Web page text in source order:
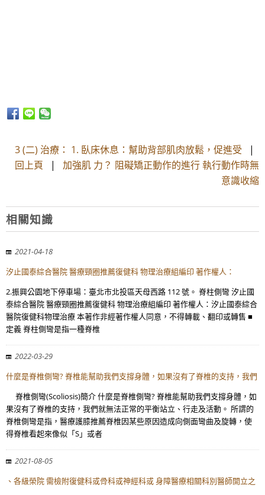
3 (二) 治療： 1. 臥床休息：幫助背部肌肉放鬆，促進受 |
回上頁 | 加強肌 力？ 阻礙矯正動作的進行 執行動作時無
意識收縮
相關知識
2021-04-18
汐止國泰綜合醫院 醫療頸圈推薦復健科 物理治療組編印 著作權人：
2.振興公園地下停車場：臺北市北投區天母西路 112 號。 脊柱側彎 汐止國
泰綜合醫院 醫療頸圈推薦復健科 物理治療組編印 著作權人：汐止國泰綜合
醫院復健科物理治療 本著作非經著作權人同意，不得轉載、翻印或轉售 ■
定義 脊柱側彎是指一種脊椎
2022-03-29
什麼是脊椎側彎? 脊椎能幫助我們支撐身體，如果沒有了脊椎的支持，我們
脊椎側彎(Scoliosis)簡介 什麼是脊椎側彎? 脊椎能幫助我們支撐身體，如
果沒有了脊椎的支持，我們就無法正常的平衡站立、行走及活動。 所謂的
脊椎側彎是指，醫療護膝推薦脊椎因某些原因造成向側面彎曲及旋轉，使
得脊椎看起來像似「S」或者
2021-08-05
、各級榮院 需檢附復健科或骨科或神經科或 身障醫療相關科別醫師開立之